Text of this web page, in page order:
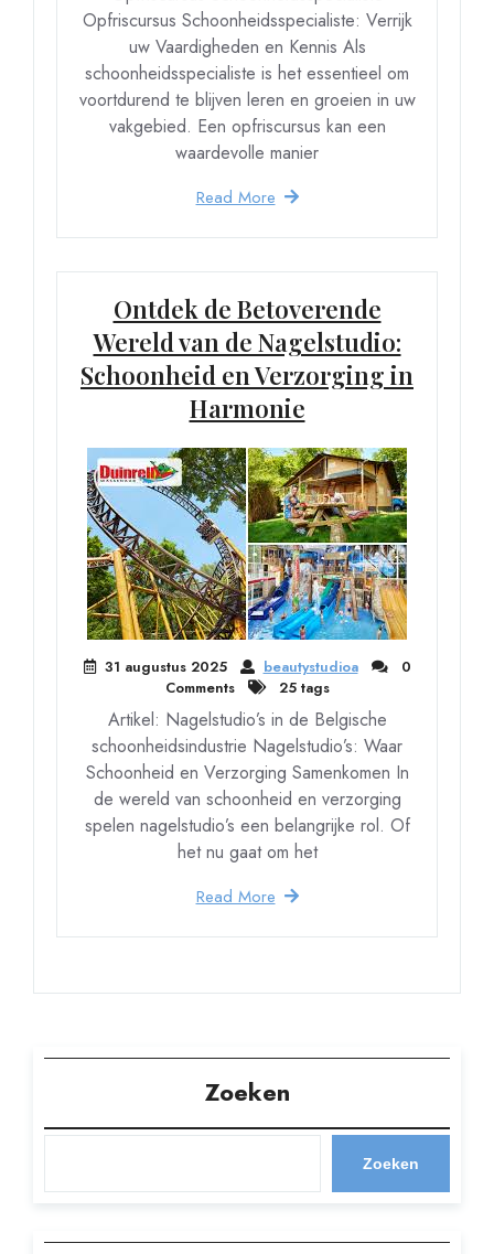
Opfriscursus Schoonheidsspecialiste: Verrijk
uw Vaardigheden en Kennis Als
schoonheidsspecialiste is het essentieel om
voortdurend te blijven leren en groeien in uw
vakgebied. Een opfriscursus kan een
waardevolle manier
Read More
Ontdek de Betoverende
Wereld van de Nagelstudio:
Schoonheid en Verzorging in
Harmonie
31 augustus 2025 beautystudioa
0
Comments
25 tags
Artikel: Nagelstudio’s in de Belgische
schoonheidsindustrie Nagelstudio’s: Waar
Schoonheid en Verzorging Samenkomen In
de wereld van schoonheid en verzorging
spelen nagelstudio’s een belangrijke rol. Of
het nu gaat om het
Read More
Zoeken
Zoeken